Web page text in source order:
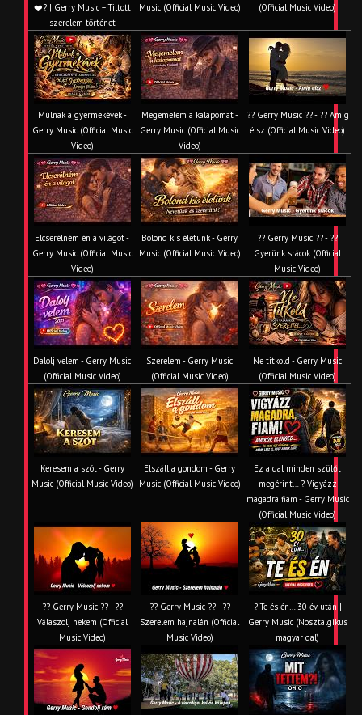
❤️‍? | Gerry Music – Tiltott
szerelem történet
Music (Official Music Video) (Official Music Video)
Múlnak a gyermekévek -
Gerry Music (Official Music
Video)
Megemelem a kalapomat -
Gerry Music (Official Music
Video)
?? Gerry Music ?? - ?? Amíg
élsz (Official Music Video)
Elcserélném én a világot -
Gerry Music (Official Music
Video)
Bolond kis életünk - Gerry
Music (Official Music Video)
?? Gerry Music ?? - ??
Gyerünk srácok (Official
Music Video)
Dalolj velem - Gerry Music
(Official Music Video)
Szerelem - Gerry Music
(Official Music Video)
Ne titkold - Gerry Music
(Official Music Video)
Keresem a szót - Gerry
Music (Official Music Video)
Elszáll a gondom - Gerry
Music (Official Music Video)
Ez a dal minden szülőt
megérint… ? Vigyázz
magadra fiam - Gerry Music
(Official Music Video)
?? Gerry Music ?? - ??
Válaszolj nekem (Official
Music Video)
?? Gerry Music ?? - ??
Szerelem hajnalán (Official
Music Video)
? Te és én… 30 év után |
Gerry Music (Nosztalgikus
magyar dal)